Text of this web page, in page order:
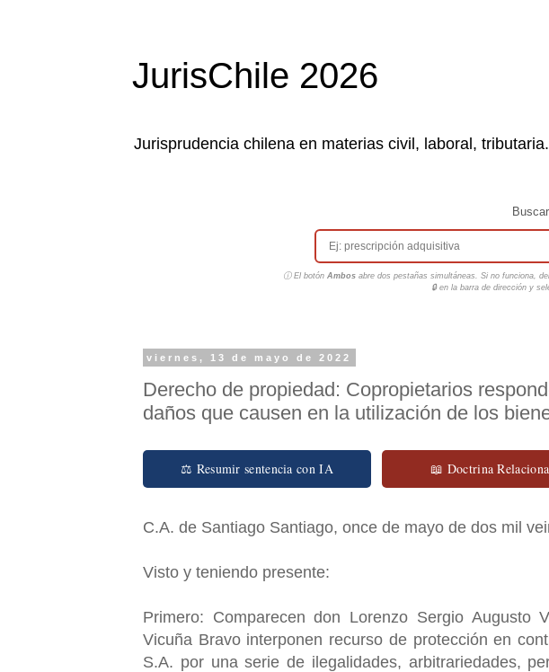
JurisChile 2026
Jurisprudencia chilena en materias civil, laboral,
ⓘ El botón Ambosabre dos pestañas simultáneas. Si no funciona,
🔒 en la barra de dirección y
viernes, 13 de mayo de 2022
Derecho de propiedad: Copropietarios
daños que causen en la utilización de los
⚖ Resumir sentencia con IA 📖 Doctrina
C.A. de Santiago Santiago, once de mayo de dos mil
Visto y teniendo presente:
Primero: Comparecen don Lorenzo Sergio Augusto
Vicuña Bravo interponen recurso de protección en
S.A. por una serie de ilegalidades, arbitrariedades,